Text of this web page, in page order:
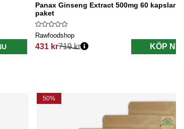
Panax Ginseng Extract 500mg 60 kapslar x
paket
Rawfoodshop
431 kr
Ordinarie pris:
719 kr KÖP NU
50%